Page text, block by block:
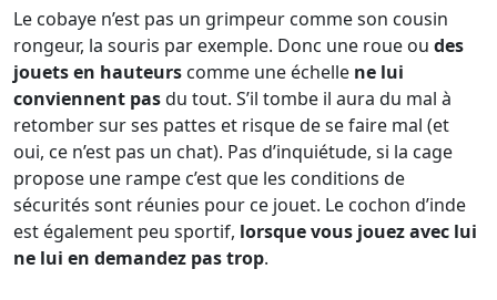
Le cobaye n’est pas un grimpeur comme son cousin
rongeur, la souris par exemple. Donc une roue ou des
jouets en hauteurs comme une échelle ne lui
conviennent pasdu tout. S’il tombe il aura du mal à
retomber sur ses pattes et risque de se faire mal (et
oui, ce n’est pas un chat). Pas d’inquiétude, si la cage
propose une rampe c’est que les conditions de
sécurités sont réunies pour ce jouet. Le cochon d’inde
est également peu sportif, lorsque vous jouez avec lui
ne lui en demandez pas trop.